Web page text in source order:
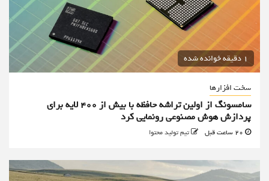
1 دقیقه خوانده شده
سخت افزارها
سامسونگ از اولین تراشه حافظه با بیش از ۴۰۰ لایه برای
پردازش هوش مصنوعی رونمایی کرد
تیم تولید محتوا